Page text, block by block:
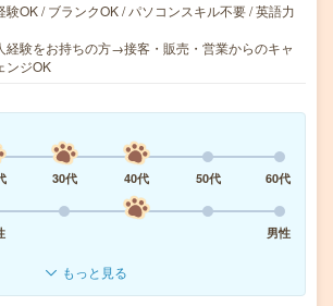
験OK / ブランクOK / パソコンスキル不要 / 英語力
経験をお持ちの方→接客・販売・営業からのキャ
ンジOK
30代 40代 50代
60代
男性
もっと見る